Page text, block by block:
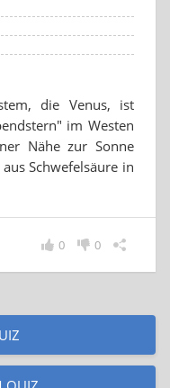
die Venus, ist
im Westen
Nähe zur Sonne
Schwefelsäure in
0
0